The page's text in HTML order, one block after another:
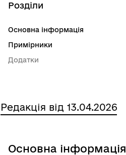
Редакція від 13.04.2026
Основна інформація
Розділи
Основна інформація
Примірники
Додатки